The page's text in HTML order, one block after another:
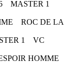
MASTER 1
ROC DE LA
1 VC
HOMME